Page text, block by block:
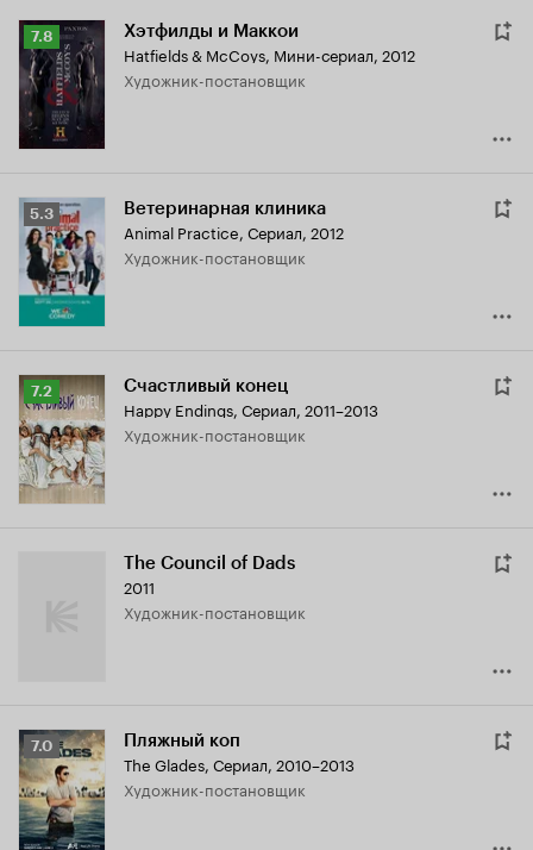
Рейтинг
Кинопоиска
7.8
7.8 Хэтфилды и Маккои
Hatfields & McCoys, Мини-сериал, 2012
Художник-постановщик
Рейтинг
Кинопоиска
5.3
5.3 Ветеринарная клиника
Animal Practice, Сериал, 2012
Художник-постановщик
Рейтинг
Кинопоиска
7.2
7.2 Счастливый конец
Happy Endings, Сериал, 2011–2013
Художник-постановщик
The Council of Dads
2011
Художник-постановщик
Рейтинг
Кинопоиска
7.0
7.0 Пляжный коп
The Glades, Сериал, 2010–2013
Художник-постановщик